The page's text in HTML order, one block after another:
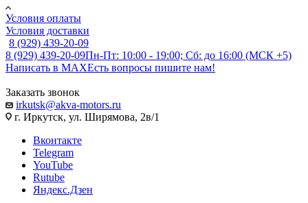
Условия оплаты
Условия доставки
8 (929) 439-20-09
8 (929) 439-20-09Пн-Пт: 10:00 - 19:00; Сб: до 16:00 (МСК +5)
Написать в MAXЕсть вопросы пишите нам!
Заказать звонок
irkutsk@akva-motors.ru
г. Иркутск, ул. Ширямова, 2в/1
Вконтакте
Telegram
YouTube
Rutube
Яндекс.Дзен